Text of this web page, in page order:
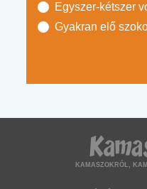
Egyszer-kétszer
Gyakran elő
KAMASZOKRÓL,